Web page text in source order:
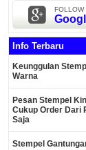
FOLLOW
Info Terbaru
Keunggulan
Warna
Pesan Stempel
Cukup Order Dari
Saja
Stempel